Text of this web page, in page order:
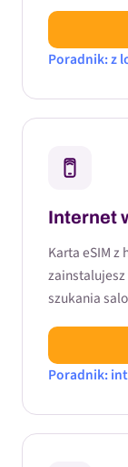
Poradnik: z
Internet
Karta eSIM
szukania
Poradnik: